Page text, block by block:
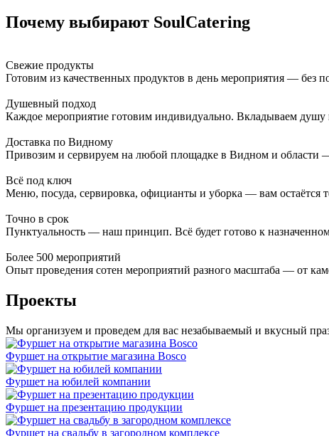
Почему выбирают SoulCatering
Свежие продукты
Готовим из качественных продуктов в день мероприятия — без
Душевный подход
Каждое мероприятие готовим индивидуально. Вкладываем душу
Доставка по Видному
Привозим и сервируем на любой площадке в Видном и области
Всё под ключ
Меню, посуда, сервировка, официанты и уборка — вам остаётся
Точно в срок
Пунктуальность — наш принцип. Всё будет готово к
Более 500 мероприятий
Опыт проведения сотен мероприятий разного масштаба — от
Проекты
Мы организуем и проведем для вас незабываемый и вкусный
Фуршет на открытие магазина Bosco
Фуршет на юбилей компании
Фуршет на презентацию продукции
Фуршет на свадьбу в загородном комплексе